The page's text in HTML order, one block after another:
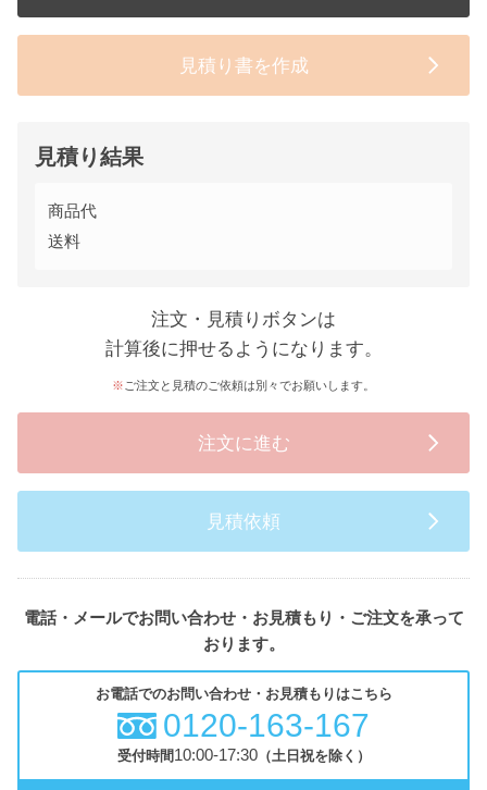
見積り書を作成
見積り結果
商品代
送料
注文・見積りボタンは
計算後に押せるようになります。
ご注文と見積のご依頼は別々でお願いします。
注文に進む
見積依頼
電話・メールでお問い合わせ・お見積もり・ご注文を承って
おります。
お電話でのお問い合わせ・お見積もりはこちら
0120-163-167
受付時間10:00-17:30（土日祝を除く）